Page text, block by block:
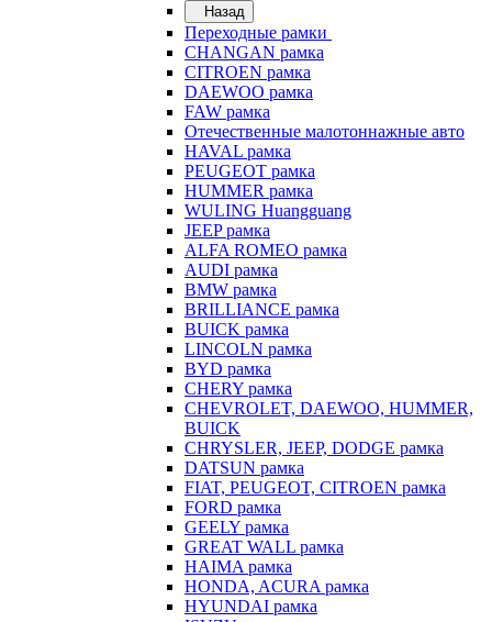
Назад
Переходные рамки
CHANGAN рамка
CITROEN рамка
DAEWOO рамка
FAW рамка
Отечественные малотоннажные авто
HAVAL рамка
PEUGEOT рамка
HUMMER рамка
WULING Huangguang
JEEP рамка
ALFA ROMEO рамка
AUDI рамка
BMW рамка
BRILLIANCE рамка
BUICK рамка
LINCOLN рамка
BYD рамка
CHERY рамка
CHEVROLET, DAEWOO, HUMMER,
BUICK
CHRYSLER, JEEP, DODGE рамка
DATSUN рамка
FIAT, PEUGEOT, CITROEN рамка
FORD рамка
GEELY рамка
GREAT WALL рамка
HAIMA рамка
HONDA, ACURA рамка
HYUNDAI рамка